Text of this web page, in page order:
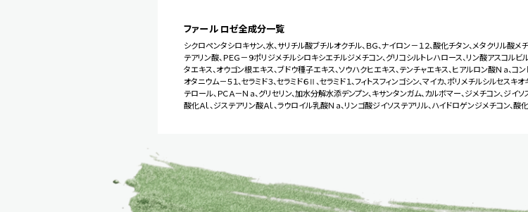
ファール ロゼ全成分一覧
シクロペンタシロキサン、水、サリチル酸ブチルオクチル、ＢＧ、ナイロン－１２、酸化チタン、メタクリル酸
テアリン酸、ＰＥＧ－９ポリジメチルシロキシエチルジメチコン、グリコシルトレハロース、リン酸アスコル
タエキス、オウゴン根エキス、ブドウ種子エキス、ソウハクヒエキス、テンチャエキス、ヒアルロン酸Ｎａ、コ
オタニウム－５１、セラミド３、セラミド６Ⅱ、セラミド１、フィトスフィンゴシン、マイカ、ポリメチルシルセスキ
テロール、ＰＣＡ－Ｎａ、グリセリン、加水分解水添デンプン、キサンタンガム、カルボマー、ジメチコン、ジ
酸化Ａｌ、ジステアリン酸Ａｌ、ラウロイル乳酸Ｎａ、リンゴ酸ジイソステアリル、ハイドロゲンジメチコン、酸